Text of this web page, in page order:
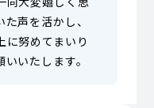
声を活かし、
に努めてまいり
いたします。